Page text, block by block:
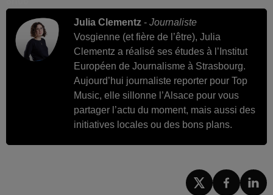
Julia Clementz - Journaliste
Vosgienne (et fière de l’être), Julia
Clementz a réalisé ses études à l’Institut
Européen de Journalisme à Strasbourg.
Aujourd’hui journaliste reporter pour Top
Music, elle sillonne l’Alsace pour vous
partager l’actu du moment, mais aussi des
initiatives locales ou des bons plans.